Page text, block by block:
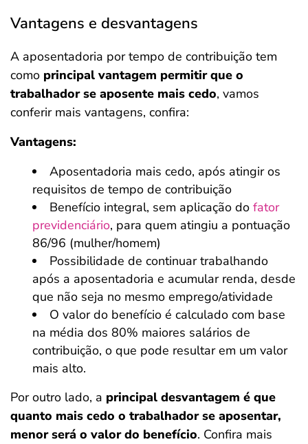
Vantagens e desvantagens
A aposentadoria por tempo de contribuição tem
como principal vantagem permitir que o
trabalhador se aposente mais cedo, vamos
conferir mais vantagens, confira:
Vantagens:
Aposentadoria mais cedo, após atingir os
requisitos de tempo de contribuição
Benefício integral, sem aplicação do fator
previdenciário, para quem atingiu a pontuação
86/96 (mulher/homem)
Possibilidade de continuar trabalhando
após a aposentadoria e acumular renda, desde
que não seja no mesmo emprego/atividade
O valor do benefício é calculado com base
na média dos 80% maiores salários de
contribuição, o que pode resultar em um valor
mais alto.
Por outro lado, a principal desvantagem é que
quanto mais cedo o trabalhador se aposentar,
menor será o valor do benefício. Confira mais